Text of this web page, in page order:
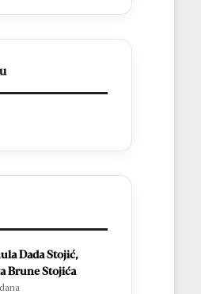
Dada Stojić,
Brune Stojića